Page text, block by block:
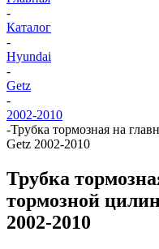
-
Каталог
-
Hyundai
-
Getz
-
2002-2010
-Трубка тормозная на
Getz 2002-2010
Трубка
тормозной
2002-2010